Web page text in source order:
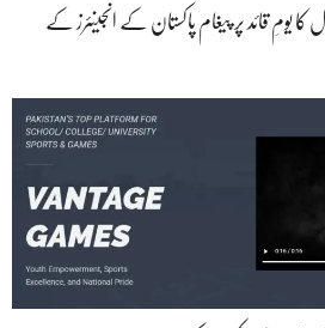
کا یومِ قائد پر پیغام پاکستان کے انجینئرز کے